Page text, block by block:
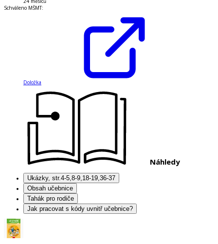
Schváleno MŠMT:
Doložka
Náhledy
Ukázky, str.4-5,8-9,18-19,36-37
Obsah učebnice
Tahák pro rodiče
Jak pracovat s kódy uvnitř učebnice?